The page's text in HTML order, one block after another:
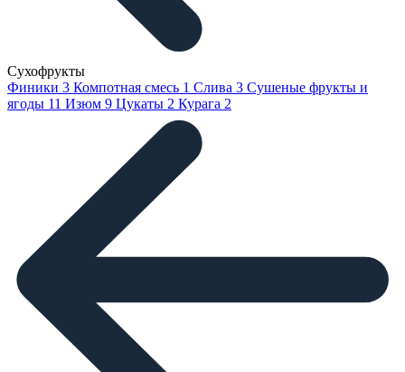
Сухофрукты
Финики 3 Компотная смесь 1 Слива 3 Сушеные фрукты и
ягоды 11 Изюм 9 Цукаты 2 Курага 2